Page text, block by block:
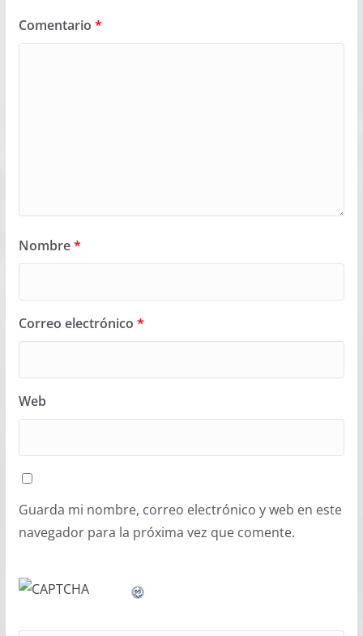
Comentario *
Nombre*
Correo electrónico *
Web
Guarda mi nombre, correo electrónico y web en este
navegador para la próxima vez que comente.